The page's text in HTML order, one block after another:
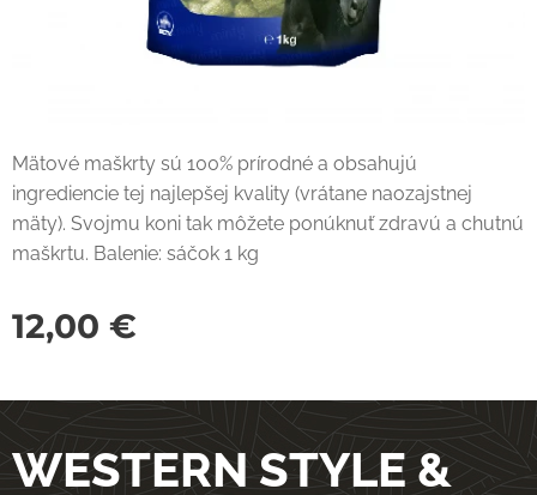
Mätové maškrty sú 100% prírodné a obsahujú
ingrediencie tej najlepšej kvality (vrátane naozajstnej
mäty). Svojmu koni tak môžete ponúknuť zdravú a chutnú
maškrtu. Balenie: sáčok 1 kg
12,00 €
WESTERN STYLE &